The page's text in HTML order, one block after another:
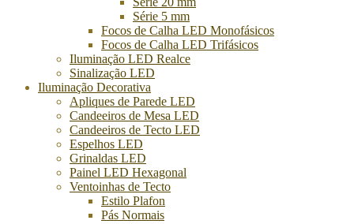
Série 5 mm
Focos de Calha LED Monofásicos
Focos de Calha LED Trifásicos
Iluminação LED Realce
Sinalização LED
Iluminação Decorativa
Apliques de Parede LED
Candeeiros de Mesa LED
Candeeiros de Tecto LED
Espelhos LED
Grinaldas LED
Painel LED Hexagonal
Ventoinhas de Tecto
Estilo Plafon
Pás Normais